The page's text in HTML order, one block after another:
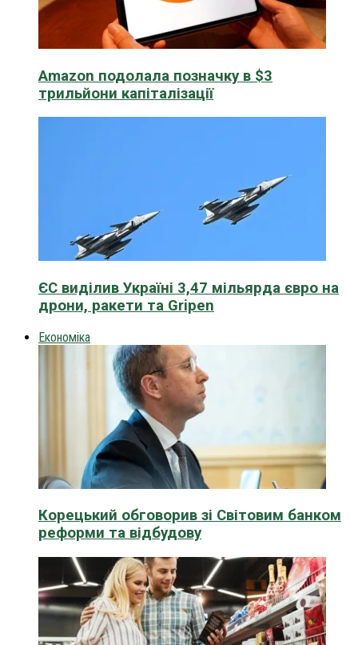
Amazon подолала позначку в $3
трильйони капіталізації
ЄС виділив Україні 3,47 мільярда євро на
дрони, ракети та Gripen
Економіка
Корецький обговорив зі Світовим банком
реформи та відбудову